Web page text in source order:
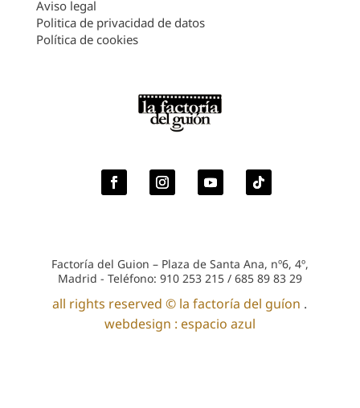
Aviso legal
Politica de privacidad de datos
Política de cookies
Factoría del Guion – Plaza de Santa Ana, nº6, 4º,
Madrid - Teléfono: 910 253 215 / 685 89 83 29
all rights reserved © la factoría del guíon .
webdesign : espacio azul